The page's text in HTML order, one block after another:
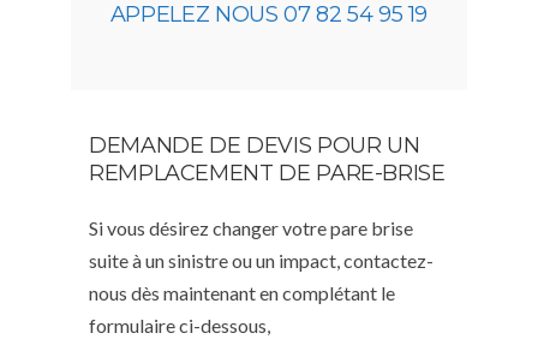
APPELEZ NOUS 07 82 54 95 19
DEMANDE DE DEVIS POUR UN
REMPLACEMENT DE PARE-BRISE
Si vous désirez changer votre pare brise
suite à un sinistre ou un impact, contactez-
nous dès maintenant en complétant le
formulaire ci-dessous,